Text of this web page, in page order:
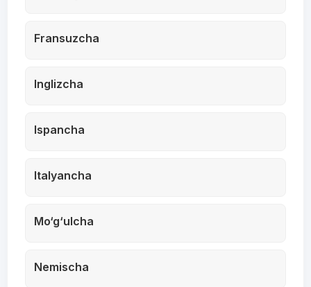
Fransuzcha
Inglizcha
Ispancha
Italyancha
Mo‘g‘ulcha
Nemischa